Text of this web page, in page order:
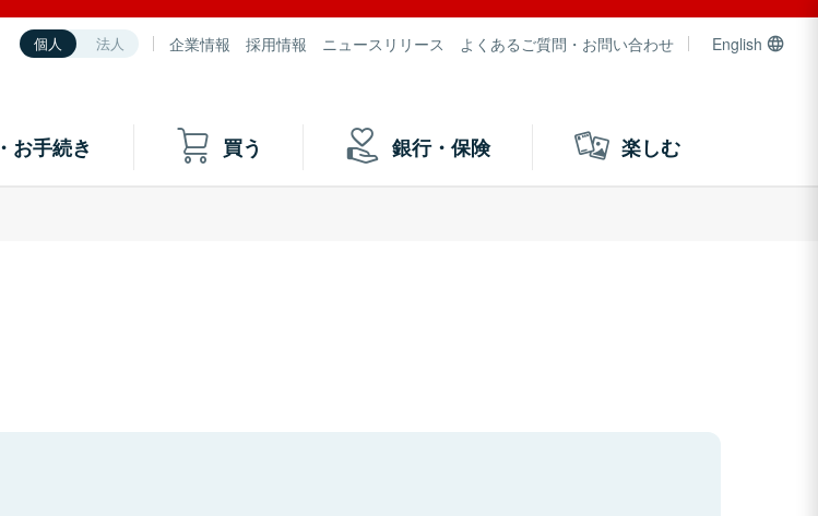
個人 法人 企業情報 採用情報 ニュースリリース よくあるご質問・お問い合わせ English
お手続き 買う 銀行・保険 楽しむ